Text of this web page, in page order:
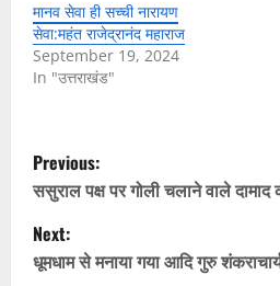
मानव सेवा ही सच्ची नारायण
सेवा:महंत राजेद्रानंद महाराज
September 19, 2024
In "उत्तराखंड"
P
o
s
Previous:
ससुराल पक्ष पर गोली चलाने वाले दामाद
Next:
धूमधाम से मनाया गया आदि गुरु